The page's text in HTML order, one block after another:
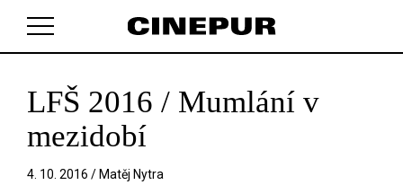
V košíku zatím nemáte žádné položky.
LFŠ 2016 / Mumlání v
mezidobí
4. 10. 2016 / Matěj Nytra